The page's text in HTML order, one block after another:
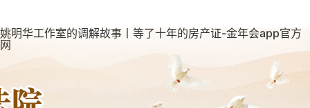
姚明华工作室的调解故事丨等了十年的房产证-金年会app官方
网